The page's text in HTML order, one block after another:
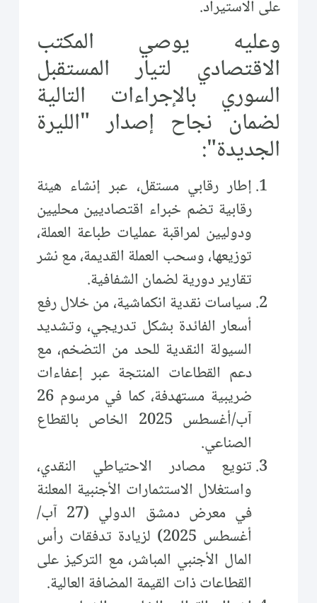
على الاستيراد.
وعليه يوصي المكتب
الاقتصادي لتيار المستقبل
السوري بالإجراءات التالية
لضمان نجاح إصدار "الليرة
الجديدة":
إطار رقابي مستقل، عبر إنشاء هيئة
رقابية تضم خبراء اقتصاديين محليين
ودوليين لمراقبة عمليات طباعة العملة،
توزيعها، وسحب العملة القديمة، مع نشر
تقارير دورية لضمان الشفافية.
سياسات نقدية انكماشية، من خلال رفع
أسعار الفائدة بشكل تدريجي، وتشديد
السيولة النقدية للحد من التضخم، مع
دعم القطاعات المنتجة عبر إعفاءات
ضريبية مستهدفة، كما في مرسوم 26
آب/أغسطس 2025 الخاص بالقطاع
الصناعي.
تنويع مصادر الاحتياطي النقدي،
واستغلال الاستثمارات الأجنبية المعلنة
في معرض دمشق الدولي (27 آب/
أغسطس 2025) لزيادة تدفقات رأس
المال الأجنبي المباشر، مع التركيز على
القطاعات ذات القيمة المضافة العالية.